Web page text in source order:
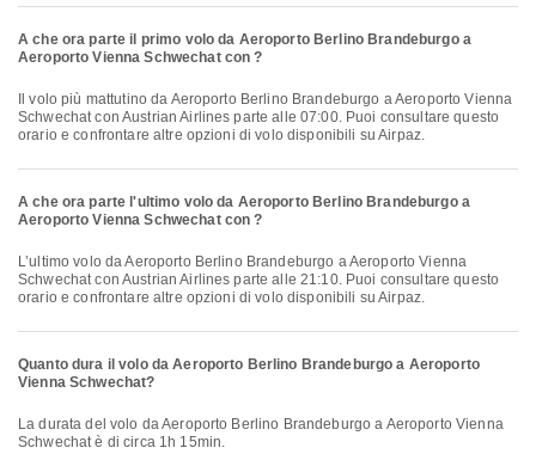
A che ora parte il primo volo da Aeroporto Berlino Brandeburgo a
Aeroporto Vienna Schwechat con ?
Schwechat con Austrian Airlines parte alle 07:00. Puoi consultare questo
orario e confrontare altre opzioni di volo disponibili su Airpaz.
A che ora parte l'ultimo volo da Aeroporto Berlino Brandeburgo a
Aeroporto Vienna Schwechat con ?
L’ultimo volo da Aeroporto Berlino Brandeburgo a Aeroporto Vienna
Schwechat con Austrian Airlines parte alle 21:10. Puoi consultare questo
orario e confrontare altre opzioni di volo disponibili su Airpaz.
Quanto dura il volo da Aeroporto Berlino Brandeburgo a Aeroporto
Vienna Schwechat?
La durata del volo da Aeroporto Berlino Brandeburgo a Aeroporto Vienna
Schwechat è di circa 1h 15min.